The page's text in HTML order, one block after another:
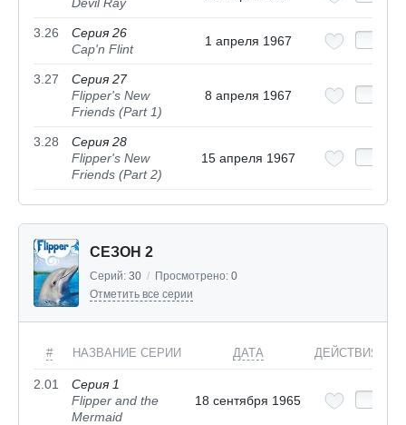
3.26
Серия 26
Cap'n Flint
1 апреля 1967
3.27
Серия 27
Flipper's New
Friends (Part 1)
8 апреля 1967
3.28
Серия 28
Flipper's New
Friends (Part 2)
15 апреля 1967
СЕЗОН 2
Серий: 30 / Просмотрено: 0
Отметить все серии
# НАЗВАНИЕ СЕРИИ ДАТА ДЕЙСТВИЯ
2.01
Серия 1
Flipper and the
Mermaid
18 сентября 1965